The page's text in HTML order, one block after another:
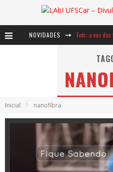
NOVIDADES Ents: a voz
Notáveis:
Inicial nanofibra